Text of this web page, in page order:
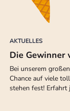
AKTUELLES
Die Gewinner
Bei unserem
Chance auf viele
stehen fest! Erfahrt